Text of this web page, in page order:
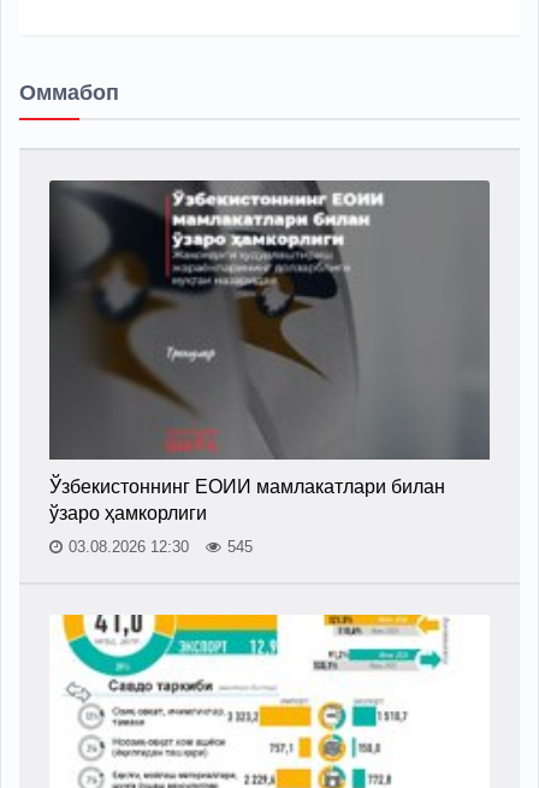
Оммабоп
Ўзбекистоннинг ЕОИИ мамлакатлари билан
ўзаро ҳамкорлиги
03.08.2026 12:30 545